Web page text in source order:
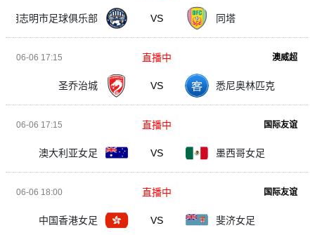
胡志明市足球俱乐部 VS 同塔
06-06 17:15 澳威超
圣乔治城 VS 悉尼奥林匹克
直播中
06-06 17:15 国际友谊
澳大利亚女足 VS 墨西哥女足
直播中
06-06 18:00 国际友谊
中国香港女足 VS 斐济女足
直播中